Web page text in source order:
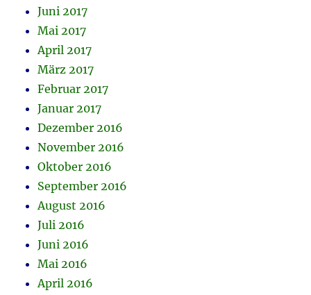
Juni 2017
Mai 2017
April 2017
März 2017
Februar 2017
Januar 2017
Dezember 2016
November 2016
Oktober 2016
September 2016
August 2016
Juli 2016
Juni 2016
Mai 2016
April 2016